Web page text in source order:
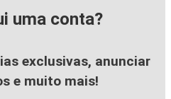
uma conta?
exclusivas, anunciar
e muito mais!